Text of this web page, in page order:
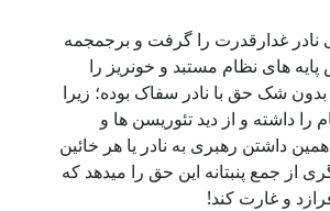
نادر غدارقدرت را گرفت و برجمجمه
های نظام مستبد و خونریز را
شک حق با نادر سفاک بوده؛ زیرا
را داشته و از دید تئوریسن ها و
داشتن رهبری به نادر یا هر خائین
از جمع پنبتانه این حق را میدهد که
و غارت کند!